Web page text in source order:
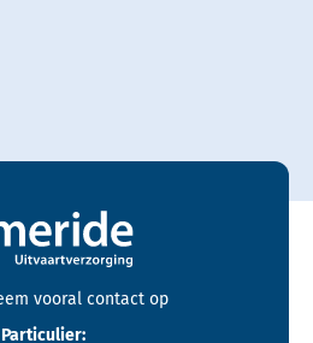
van Meride
vooral contact op
Particulier: